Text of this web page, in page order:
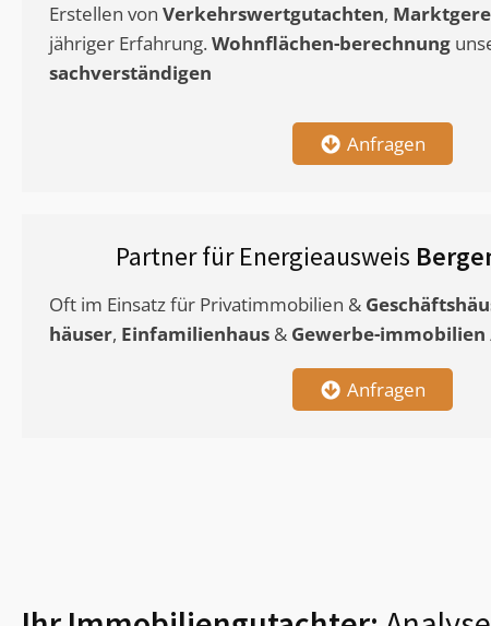
Erstellen von Verkehrswertgutachten,
jähriger Erfahrung. Wohnflächen-berechnung
sachverständigen
Anfragen
Partner für Energieausweis
Oft im Einsatz für Privatimmobilien &
häuser, Einfamilienhaus & Gewerbe-immobilien
Anfragen